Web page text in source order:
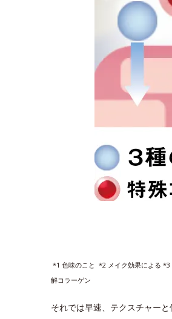
*1 色味のこと *2 メイク効果による *3
解コラーゲン
それでは早速、テクスチャー